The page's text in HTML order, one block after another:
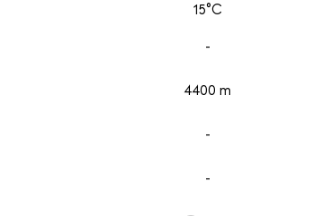
15°C
-
4400 m
-
-